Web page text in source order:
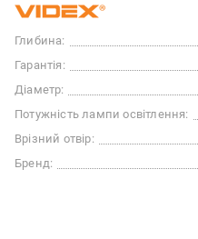
Глибина:
Гарантія:
Діаметр:
Потужність лампи освітлення:
Врізний отвір:
Бренд: